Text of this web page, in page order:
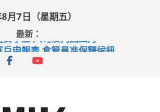
月7日（星期五）
最新：
女學生 六旬漢判囚四月
申報表 倉管員准保釋候訊
場激戰 祖雲達斯挫車路士